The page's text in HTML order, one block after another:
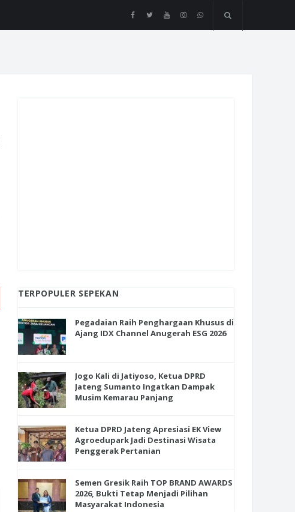
TERPOPULER SEPEKAN
Pegadaian Raih Penghargaan Khusus di
Ajang IDX Channel Anugerah ESG 2026
Jogo Kali di Jatiyoso, Ketua DPRD
Jateng Sumanto Ingatkan Dampak
Musim Kemarau Panjang
Ketua DPRD Jateng Apresiasi EK View
Agroedupark Jadi Destinasi Wisata
Penggerak Pertanian
Semen Gresik Raih TOP BRAND AWARDS
2026, Bukti Tetap Menjadi Pilihan
Masyarakat Indonesia